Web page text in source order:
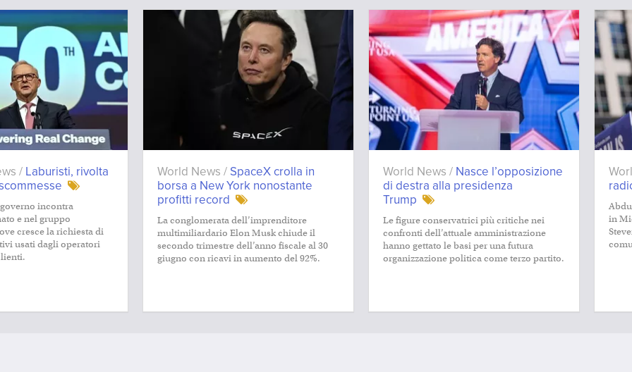
/ Laburisti, rivolta
incontra
e nel gruppo
cresce la richiesta di
usati dagli operatori
World News / SpaceX crolla in
borsa a New York nonostante
profitti record
La conglomerata dell’imprenditore
multimiliardario Elon Musk chiude il
secondo trimestre dell’anno fiscale al 30
giugno con ricavi in aumento del 92%.
World News / Nasce l’opposizione
di destra alla presidenza
Trump
Le figure conservatrici più critiche nei
confronti dell’attuale amministrazione
hanno gettato le basi per una futura
organizzazione politica come terzo partito.
in